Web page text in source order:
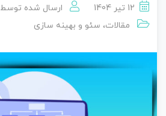
12 تیر 1404 ارسال شده توسط
مقالات، سئو و بهینه سازی